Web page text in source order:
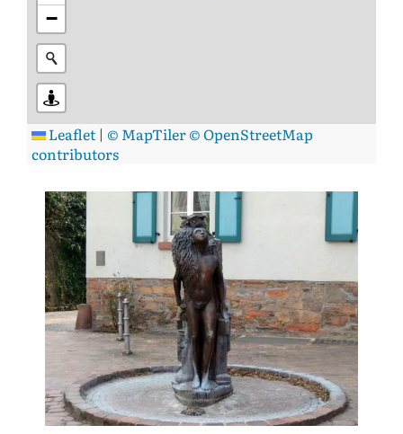
−
Leaflet | © MapTiler© OpenStreetMap
contributors